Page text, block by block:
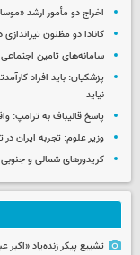
اخراج دو مأمور ارشد
کانادا دو مظنون
سامانه‌های تامین
پزشکیان: باید افراد
نیاید
پاسخ قالیباف به ترامپ:
وزیر علوم: تجربه ایران
کریدورهای شمالی و
تشییع پیکر زنده‌یاد «اکبر